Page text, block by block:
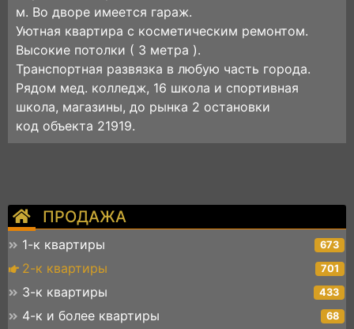
ПРОДАЖА
1-к квартиры 673
2-к квартиры 701
3-к квартиры 433
4-к и более квартиры 68
м. Во дворе имеется гараж.
Уютная квартира с косметическим ремонтом.
Высокие потолки ( 3 метра ).
Транспортная развязка в любую часть города.
Рядом мед. колледж, 16 школа и спортивная
школа, магазины, до рынка 2 остановки
код объекта 21919.